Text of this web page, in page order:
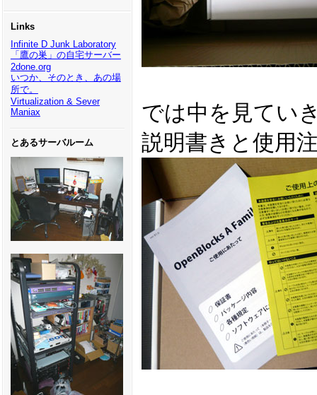
Links
Infinite D Junk Laboratory
「鷹の巣」の自宅サーバー
2done.org
いつか、そのとき、あの場
所で。
Virtualization & Sever
Maniax
とあるサーバルーム
では中を見てい
説明書きと使用